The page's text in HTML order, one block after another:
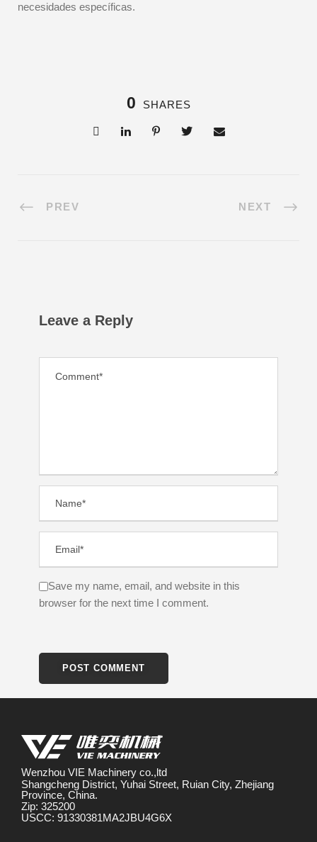
necesidades específicas.
0 SHARES
PREV NEXT
Leave a Reply
Save my name, email, and website in this
browser for the next time I comment.
Wenzhou VIE Machinery co.,ltd
Shangcheng District, Yuhai Street, Ruian City, Zhejiang
Province, China.
Zip: 325200
USCC: 91330381MA2JBU4G6X